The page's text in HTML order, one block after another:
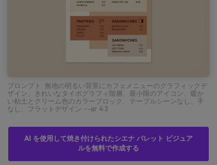
プロンプト: 無地の明るい背景にカフェメニューのグラフィックデ
ザイン、きれいなタイポグラフィ階層、最小限のアイコン、暖か
い粘土とクリーム色のカラーブロック、テーブルシーンなし、手
なし、フラットデザイン --ar 4:3
AI を使用して焼き付けられたシエナ パレット ビジュア
ルを無料で作成する